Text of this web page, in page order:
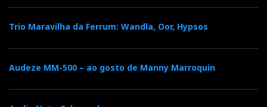
2007, 2002, 2000, 1999, 1997
• AudioArt Taiwan ‘Best Performance of the Year
2012, 2010, 2008
• Hi-Fi World Digital
Trio Maravilha da Ferrum: Wandla, Oor, Hypsos
Audeze MM-500 – ao gosto de Manny Marroquin